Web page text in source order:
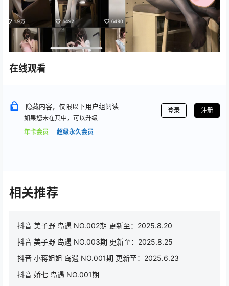
在线观看
隐藏内容，仅限以下用户组阅读
如果您未在其中，可以升级
年卡会员
超级永久会员
登录 注册
相关推荐
抖音 美子野 岛遇 NO.002期 更新至：2025.8.20
抖音 美子野 岛遇 NO.003期 更新至：2025.8.25
抖音 小蒋姐姐 岛遇 NO.001期 更新至：2025.6.23
抖音 娇七 岛遇 NO.001期